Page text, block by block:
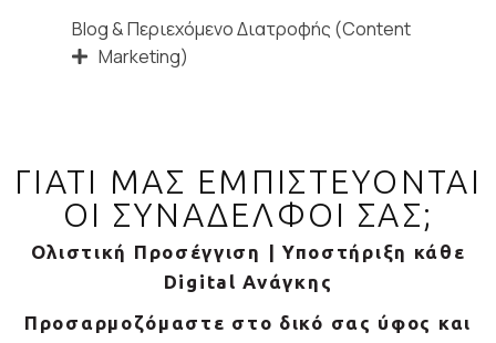
Blog & Περιεχόμενο Διατροφής (Content
Marketing)
ΓΙΑΤΙ ΜΑΣ ΕΜΠΙΣΤΕΥΟΝΤΑΙ
ΟΙ ΣΥΝΑΔΕΛΦΟΙ ΣΑΣ;
Ολιστική Προσέγγιση | Υποστήριξη κάθε
Digital Ανάγκης
Προσαρμοζόμαστε στο δικό σας ύφος και